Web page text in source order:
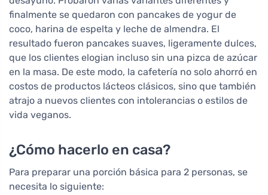
finalmente se quedaron con pancakes de yogur de
coco, harina de espelta y leche de almendra. El
resultado fueron pancakes suaves, ligeramente dulces,
que los clientes elogian incluso sin una pizca de azúcar
en la masa. De este modo, la cafetería no solo ahorró en
costos de productos lácteos clásicos, sino que también
atrajo a nuevos clientes con intolerancias o estilos de
vida veganos.
¿Cómo hacerlo en casa?
Para preparar una porción básica para 2 personas, se
necesita lo siguiente: